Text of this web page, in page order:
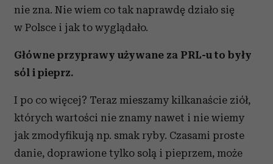
nie zna. Nie wiem co tak naprawdę działo się
w Polsce i jak to wyglądało.
Główne przyprawy używane za PRL-u to były
sól i pieprz.
I po co więcej? Teraz mieszamy kilkanaście ziół,
których wartości nie znamy nawet i nie wiemy
jak zmodyfikują np. smak ryby. Czasami proste
danie, doprawione tylko solą i pieprzem, może